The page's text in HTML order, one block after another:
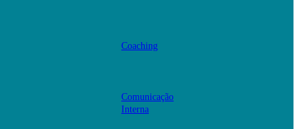
Coaching
Comunicação
Interna